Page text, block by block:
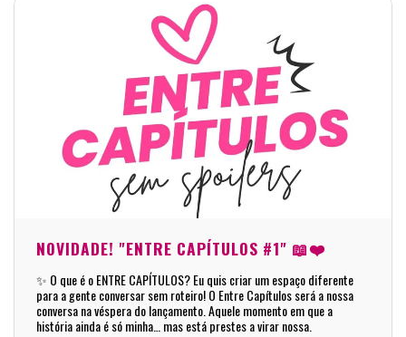
NOVIDADE! "ENTRE CAPÍTULOS #1" 📖❤️
✨ O que é o ENTRE CAPÍTULOS? Eu quis criar um espaço diferente
para a gente conversar sem roteiro! O Entre Capítulos será a nossa
conversa na véspera do lançamento. Aquele momento em que a
história ainda é só minha… mas está prestes a virar nossa.